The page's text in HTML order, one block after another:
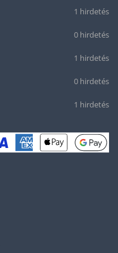
1 hirdetés
0 hirdetés
1 hirdetés
0 hirdetés
1 hirdetés